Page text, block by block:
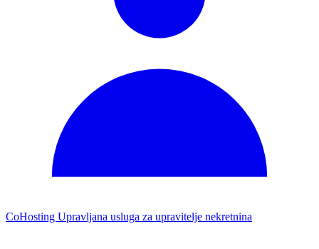
CoHosting Upravljana usluga za upravitelje nekretnina